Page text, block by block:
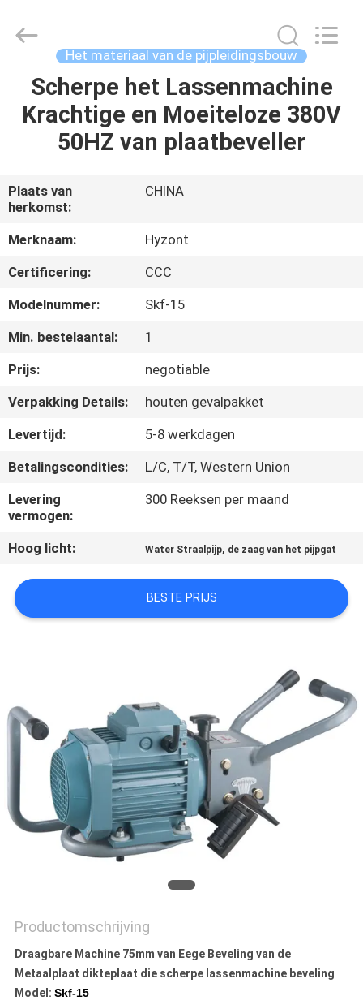
HUIS
PRODUCTEN
VIDEO'S
ONGEVEER
ONS
KWALITEITSCONTROLE
VERZOEK
CITAAT
SITEMAP
PRIVACYBELEID
Co.,Ltd..
Het materiaal van de pijpleidingsbouw
Scherpe het Lassenmachine
Krachtige en Moeiteloze 380V
50HZ van plaatbeveller
Plaats van
herkomst:
CHINA
Merknaam:
Hyzont
Certificering:
CCC
Modelnummer:
Skf-15
Min. bestelaantal:
1
Prijs:
negotiable
Verpakking Details:
houten gevalpakket
Levertijd:
5-8 werkdagen
Betalingscondities:
L/C, T/T, Western Union
Levering
vermogen:
300 Reeksen per maand
Hoog licht: Water Straalpijp, de zaag van het pijpgat
BESTE PRIJS
Productomschrijving
Draagbare Machine 75mm van Eege Beveling van de
Metaalplaat dikteplaat die scherpe lassenmachine beveling
Model: Skf-15